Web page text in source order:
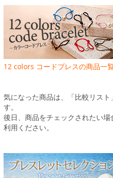
12 colors コードブレスの商品一
気になった商品は、「比較リス
す。
後日、商品をチェックされたい
利用ください。